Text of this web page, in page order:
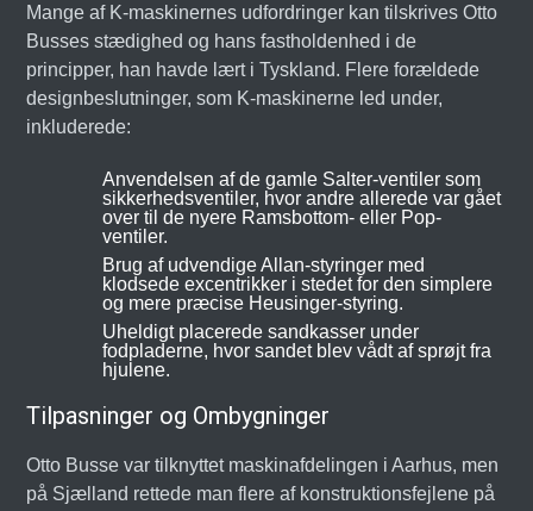
Mange af K-maskinernes udfordringer kan tilskrives Otto
Busses stædighed og hans fastholdenhed i de
principper, han havde lært i Tyskland. Flere forældede
designbeslutninger, som K-maskinerne led under,
inkluderede:
Anvendelsen af de gamle Salter-ventiler som
sikkerhedsventiler, hvor andre allerede var gået
over til de nyere Ramsbottom- eller Pop-
ventiler.
Brug af udvendige Allan-styringer med
klodsede excentrikker i stedet for den simplere
og mere præcise Heusinger-styring.
Uheldigt placerede sandkasser under
fodpladerne, hvor sandet blev vådt af sprøjt fra
hjulene.
Tilpasninger og Ombygninger
Otto Busse var tilknyttet maskinafdelingen i Aarhus, men
på Sjælland rettede man flere af konstruktionsfejlene på